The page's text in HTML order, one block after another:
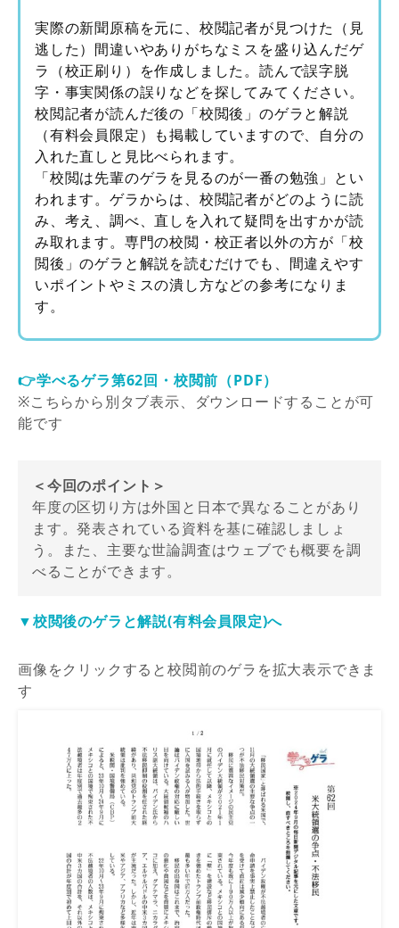
実際の新聞原稿を元に、校閲記者が見つけた（見
逃した）間違いやありがちなミスを盛り込んだゲ
ラ（校正刷り）を作成しました。読んで誤字脱
字・事実関係の誤りなどを探してみてください。
校閲記者が読んだ後の「校閲後」のゲラと解説
（有料会員限定）も掲載していますので、自分の
入れた直しと見比べられます。
「校閲は先輩のゲラを見るのが一番の勉強」とい
われます。ゲラからは、校閲記者がどのように読
み、考え、調べ、直しを入れて疑問を出すかが読
み取れます。専門の校閲・校正者以外の方が「校
閲後」のゲラと解説を読むだけでも、間違えやす
いポイントやミスの潰し方などの参考になりま
す。
👉学べるゲラ第62回・校閲前（PDF）
※こちらから別タブ表示、ダウンロードすることが可
能です
＜今回のポイント＞
年度の区切り方は外国と日本で異なることがあり
ます。発表されている資料を基に確認しましょ
う。また、主要な世論調査はウェブでも概要を調
べることができます。
▼校閲後のゲラと解説(有料会員限定)へ
画像をクリックすると校閲前のゲラを拡大表示できま
す